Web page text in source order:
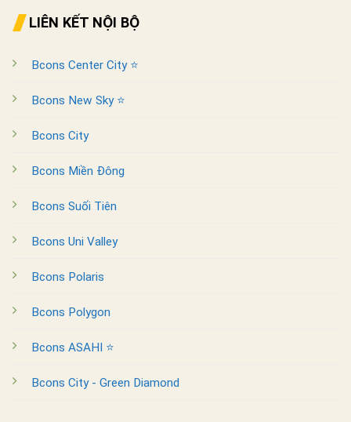
LIÊN KẾT NỘI BỘ
Bcons Center City ⭐
Bcons New Sky ⭐
Bcons City
Bcons Miền Đông
Bcons Suối Tiên
Bcons Uni Valley
Bcons Polaris
Bcons Polygon
Bcons ASAHI ⭐
Bcons City - Green Diamond